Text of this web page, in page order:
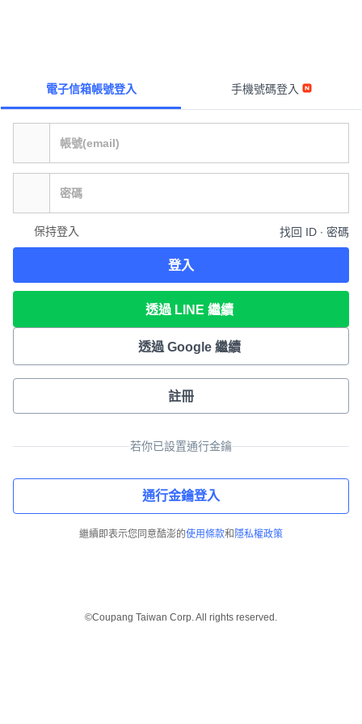
電子信箱帳號登入 手機號碼登入
保持登入 找回 ID ∙ 密碼
登入
透過 LINE 繼續
透過 Google 繼續
註冊
若你已設置通行金鑰
通行金鑰登入
繼續即表示您同意酷澎的使用條款和 隱私權政策
©Coupang Taiwan Corp. All rights reserved.